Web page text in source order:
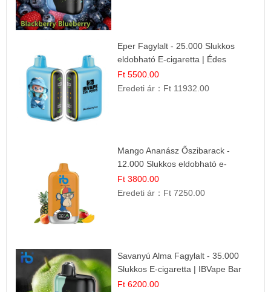
Eper Fagylalt - 25.000 Slukkos
eldobható E-cigaretta | Édes
Desszert Íz
Ft 5500.00
Eredeti ár： Ft 11932.00
Mango Ananász Őszibarack -
12.000 Slukkos eldobható e-
Cigaretta
Ft 3800.00
Eredeti ár： Ft 7250.00
Savanyú Alma Fagylalt - 35.000
Slukkos E-cigaretta | IBVape Bar
Ft 6200.00